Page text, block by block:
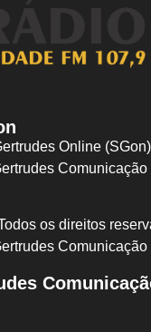
Online
Comunicação
os direitos
Comunicação I